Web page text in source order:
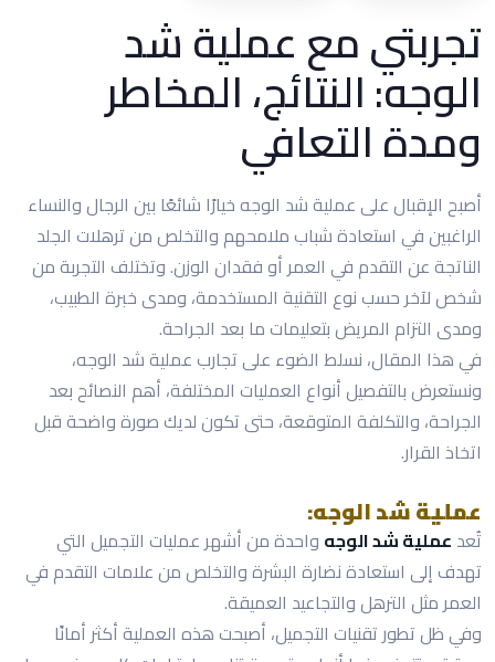
تجربتي مع عملية شد
الوجه: النتائج، المخاطر
ومدة التعافي
أصبح الإقبال على عملية شد الوجه خيارًا شائعًا بين الرجال والنساء
الراغبين في استعادة شباب ملامحهم والتخلص من ترهلات الجلد
الناتجة عن التقدم في العمر أو فقدان الوزن. وتختلف التجربة من
شخص لآخر حسب نوع التقنية المستخدمة، ومدى خبرة الطبيب،
ومدى التزام المريض بتعليمات ما بعد الجراحة.
في هذا المقال، نسلط الضوء على تجارب عملية شد الوجه،
ونستعرض بالتفصيل أنواع العمليات المختلفة، أهم النصائح بعد
الجراحة، والتكلفة المتوقعة، حتى تكون لديك صورة واضحة قبل
اتخاذ القرار.
عملية شد الوجه:
تُعد عملية شد الوجه واحدة من أشهر عمليات التجميل التي
تهدف إلى استعادة نضارة البشرة والتخلص من علامات التقدم في
العمر مثل الترهل والتجاعيد العميقة.
وفي ظل تطور تقنيات التجميل، أصبحت هذه العملية أكثر أمانًا